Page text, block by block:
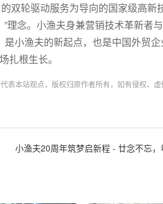
双轮驱动服务为导向的国家级高新
理念。小渔夫身兼营销技术革新者
小渔夫的新起点，也是中国外贸
扎根生长。
表本站观点，版权归原作者所有，如有侵权、
小渔夫20周年筑梦启新程 - 廿念不忘，